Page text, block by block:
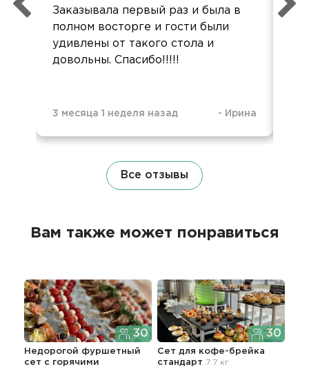
Заказывала первый раз и была в
полном восторге и гости были
удивлены от такого стола и
довольны. Спасибо!!!!!
3 месяца 1 неделя назад - Ирина
Все отзывы
Вам также может понравиться
30
Недорогой фуршетный
сет с горячими
30
Сет для кофе-брейка
стандарт 7.7 кг